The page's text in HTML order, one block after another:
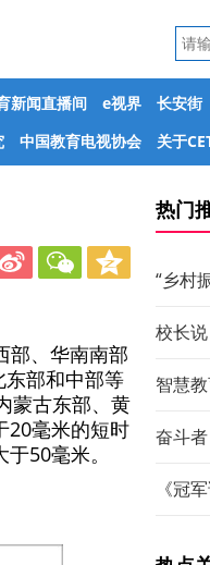
新闻直播间 e视界 长安街
中国教育电视协会 关于
部、华南南部
部和中部等
蒙古东部、黄
20毫米的短时
50毫米。
热门
“乡村
校长说
智慧
奋斗者
《冠